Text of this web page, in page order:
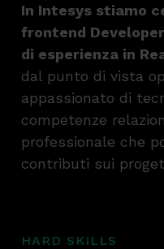
In Intesys stiamo
frontend
di esperienza in
dal punto di vista
appassionato di
competenze
professionale che
contributi sui
HARD SKILLS